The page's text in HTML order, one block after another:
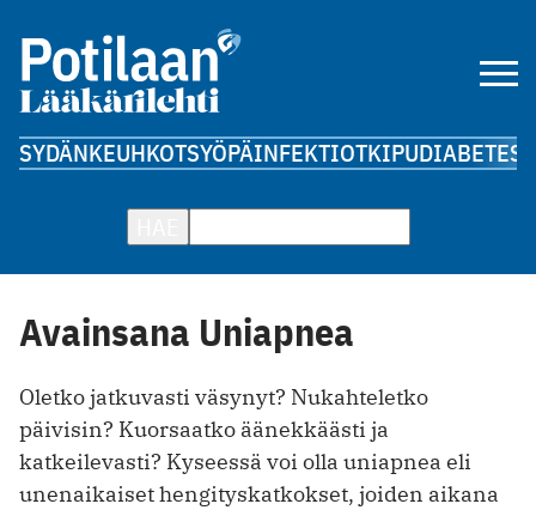
SYDÄNKEUHKOTSYÖPÄINFEKTIOTKIPUDIABETES
Avainsana Uniapnea
Oletko jatkuvasti väsynyt? Nukahteletko
päivisin? Kuorsaatko äänekkäästi ja
katkeilevasti? Kyseessä voi olla uniapnea eli
unenaikaiset hengityskatkokset, joiden aikana